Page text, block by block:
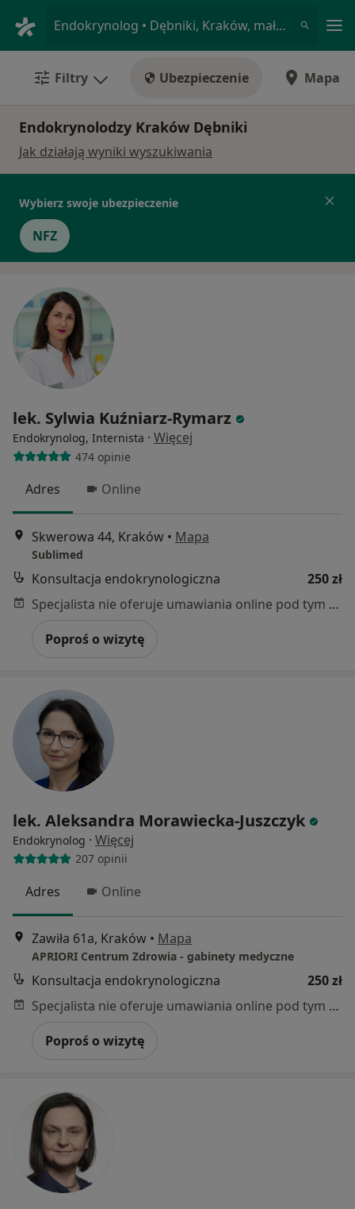
Endokrynolog • Dębniki, Kraków, małopolskie
Filtry Ubezpieczenie Mapa
Endokrynolodzy Kraków Dębniki
Jak działają wyniki wyszukiwania
Wybierz swoje ubezpieczenie
NFZ
lek. Sylwia Kuźniarz-Rymarz
Endokrynolog, Internista · Więcej
474 opinie
Adres Online
Skwerowa 44, Kraków • Mapa
Sublimed
Konsultacja endokrynologiczna
250 zł
Specjalista nie oferuje umawiania online pod tym adresem.
Poproś o wizytę
lek. Aleksandra Morawiecka-Juszczyk
Endokrynolog · Więcej
207 opinii
Adres Online
Zawiła 61a, Kraków • Mapa
APRIORI Centrum Zdrowia - gabinety medyczne
Konsultacja endokrynologiczna
250 zł
Specjalista nie oferuje umawiania online pod tym adresem.
Poproś o wizytę